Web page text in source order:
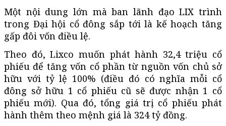
Một nội dung lớn mà ban lãnh đạo LIX trình
trong Đại hội cổ đông sắp tới là kế hoạch tăng
gấp đôi vốn điều lệ.
Theo đó, Lixco muốn phát hành 32,4 triệu cổ
phiếu để tăng vốn cổ phần từ nguồn vốn chủ sở
hữu với tỷ lệ 100% (điều đó có nghĩa mỗi cổ
đông sở hữu 1 cổ phiếu cũ sẽ được nhận 1 cổ
phiếu mới). Qua đó, tổng giá trị cổ phiếu phát
hành thêm theo mệnh giá là 324 tỷ đồng.